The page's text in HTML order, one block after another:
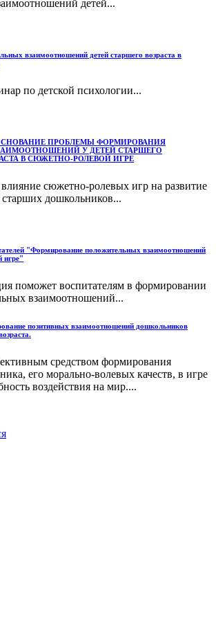
детей...
взаимоотношений детей старшего возраста в
по детской психологии...
ПРОБЛЕМЫ ФОРМИРОВАНИЯ
У ДЕТЕЙ СТАРШЕГО
В СЮЖЕТНО-РОЛЕВОЙ ИГРЕ
сюжетно-ролевых игр на развитие
дошкольников...
"Формирование положительных взаимоотношений
игре"
поможет воспитателям в формировании
взаимоотношений...
позитивных взаимоотношений дошкольников
средством формирования
его морально-волевых качеств, в игре
воздействия на мир....